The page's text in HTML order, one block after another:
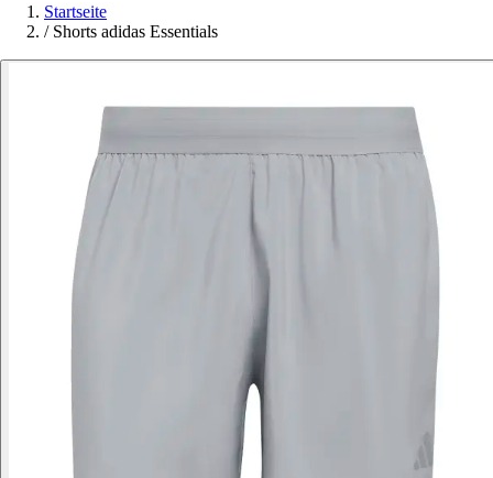
Startseite
/ Shorts adidas Essentials